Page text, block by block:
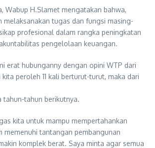
Wabup H.Slamet mengatakan bahwa,
melaksanakan tugas dan fungsi masing-
profesional dalam rangka peningkatan
pengelolaan keuangan.
erat hubunganny dengan opini WTP dari
kita peroleh 11 kali berturut-turut, maka dari
tahun-tahun berikutnya.
kita untuk mampu mempertahankan
memenuhi tantangan pembangunan
komplek berat. Saya minta agar semua